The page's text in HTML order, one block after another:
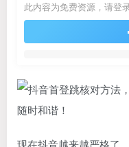
此内容为免费资源，请登
现在抖音越来越严格了